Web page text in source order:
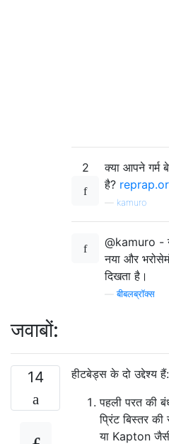
2
क्या आपने गर्म
है?
kamuro
@kamuro -
नया और
दिखता है।
—बीबलब्रॉक्स
जवाबों:
14
हीटबेड्स के दो उद्देश्य हैं:
पहली परत की
प्रिंट बिस्तर
या Kapton